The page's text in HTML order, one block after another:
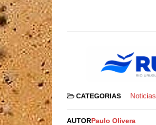
CATEGORIAS Noticias
AUTOR Paulo Olivera